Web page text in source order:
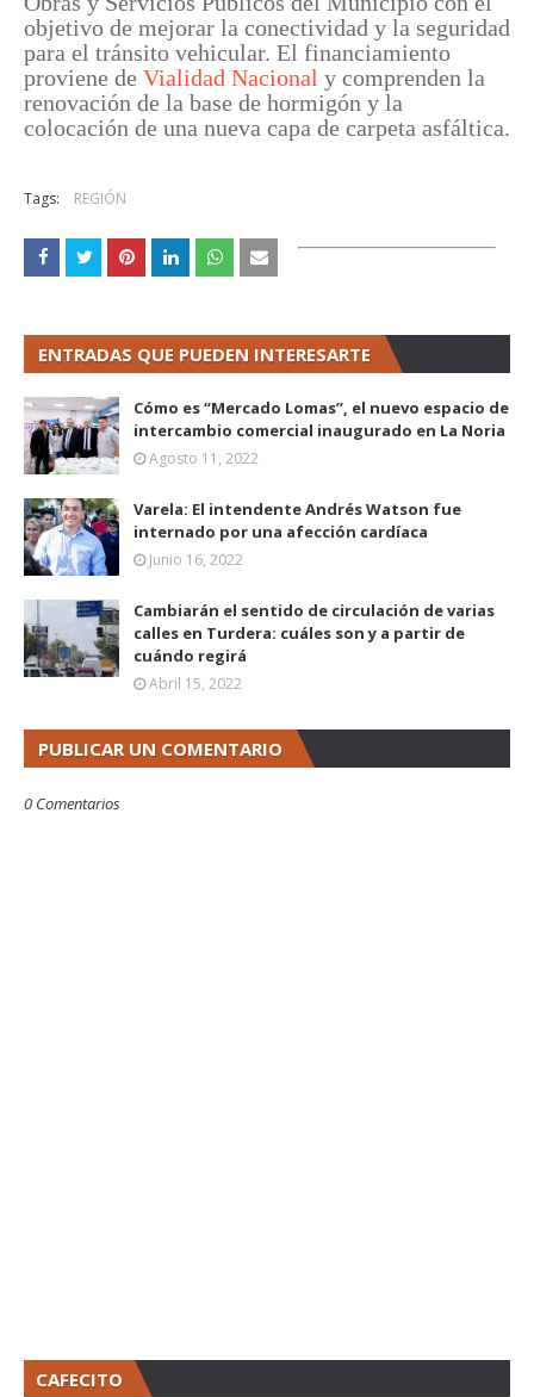
objetivo de mejorar la conectividad y la seguridad
para el tránsito vehicular. El financiamiento
proviene de Vialidad Nacional y comprenden la
renovación de la base de hormigón y la
colocación de una nueva capa de carpeta asfáltica.
Tags: REGIÓN
ENTRADAS QUE PUEDEN INTERESARTE
Cómo es “Mercado Lomas”, el nuevo espacio de
intercambio comercial inaugurado en La Noria
Agosto 11, 2022
Varela: El intendente Andrés Watson fue
internado por una afección cardíaca
Junio 16, 2022
Cambiarán el sentido de circulación de varias
calles en Turdera: cuáles son y a partir de
cuándo regirá
Abril 15, 2022
PUBLICAR UN COMENTARIO
0 Comentarios
CAFECITO